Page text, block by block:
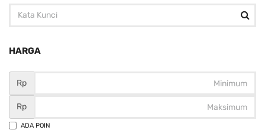
HARGA
Rp
Rp
ADA POIN